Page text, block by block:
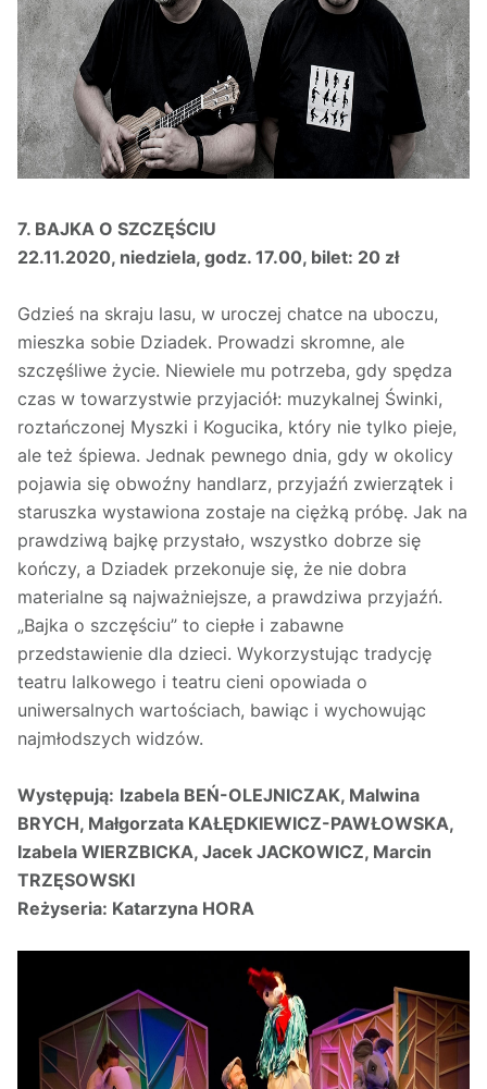
7. BAJKA O SZCZĘŚCIU
22.11.2020, niedziela, godz. 17.00, bilet: 20 zł
Gdzieś na skraju lasu, w uroczej chatce na uboczu,
mieszka sobie Dziadek. Prowadzi skromne, ale
szczęśliwe życie. Niewiele mu potrzeba, gdy spędza
czas w towarzystwie przyjaciół: muzykalnej Świnki,
roztańczonej Myszki i Kogucika, który nie tylko pieje,
ale też śpiewa. Jednak pewnego dnia, gdy w okolicy
pojawia się obwoźny handlarz, przyjaźń zwierzątek i
staruszka wystawiona zostaje na ciężką próbę. Jak na
prawdziwą bajkę przystało, wszystko dobrze się
kończy, a Dziadek przekonuje się, że nie dobra
materialne są najważniejsze, a prawdziwa przyjaźń.
„Bajka o szczęściu” to ciepłe i zabawne
przedstawienie dla dzieci. Wykorzystując tradycję
teatru lalkowego i teatru cieni opowiada o
uniwersalnych wartościach, bawiąc i wychowując
najmłodszych widzów.
Występują: Izabela BEŃ-OLEJNICZAK, Malwina
BRYCH, Małgorzata KAŁĘDKIEWICZ-PAWŁOWSKA,
Izabela WIERZBICKA, Jacek JACKOWICZ, Marcin
TRZĘSOWSKI
Reżyseria: Katarzyna HORA